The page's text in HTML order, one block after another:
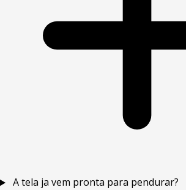
A tela ja vem pronta para pendurar?